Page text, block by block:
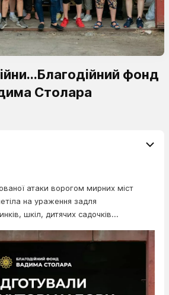
фонд
Столара
атаки ворогом мирних міст
на ураження задля
шкіл, дитячих садочків...